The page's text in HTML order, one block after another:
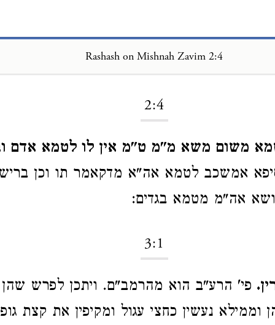
Rashash on Mishnah Zavim 2:4
2:4
משום משא מ"מ ט"מ אין לו לטמא אדם
אמשכב לטמא אה"א מדקאמר תו וכן
אה"מ מטמא בגדים:
3:1
פי' הרע"ב הוא מהרמב"ם. ויתכן לפרש שהן
וממילא נעשין כחצי עגול ומקיפין את קצת